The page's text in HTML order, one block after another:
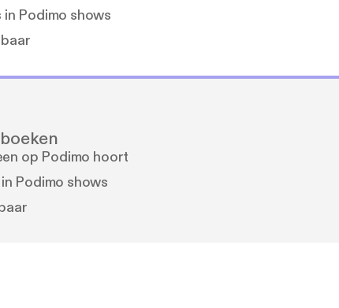
Podimo shows
op Podimo hoort
Podimo shows